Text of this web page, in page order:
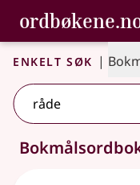
Gå til
Tilgjenge
Bokmålsordboka og
Enkelt søk |
2 treff.Ytterlegare